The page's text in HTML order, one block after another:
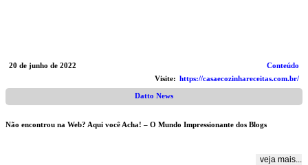
20 de junho de 2022
Conteúdo
Visite: https://casaecozinhareceitas.com.br/
Datto News
Não encontrou na Web? Aqui você Acha! – O Mundo Impressionante dos Blogs
veja mais...